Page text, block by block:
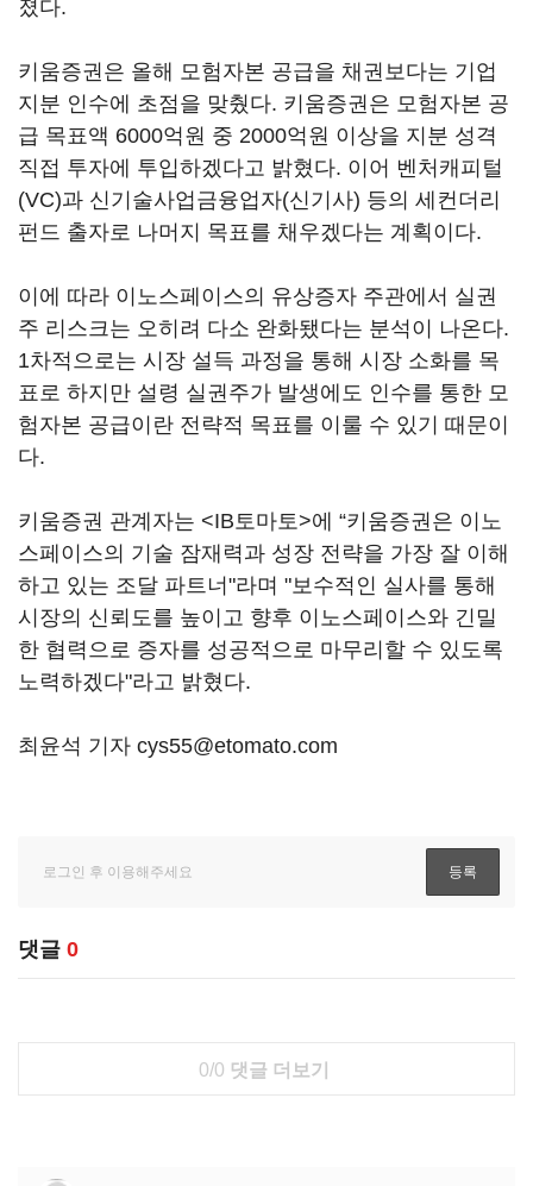
졌다.
키움증권은 올해 모험자본 공급을 채권보다는 기업
지분 인수에 초점을 맞췄다. 키움증권은 모험자본 공
급 목표액 6000억원 중 2000억원 이상을 지분 성격
직접 투자에 투입하겠다고 밝혔다. 이어 벤처캐피털
(VC)과 신기술사업금융업자(신기사) 등의 세컨더리
펀드 출자로 나머지 목표를 채우겠다는 계획이다.
이에 따라 이노스페이스의 유상증자 주관에서 실권
주 리스크는 오히려 다소 완화됐다는 분석이 나온다.
1차적으로는 시장 설득 과정을 통해 시장 소화를 목
표로 하지만 설령 실권주가 발생에도 인수를 통한 모
험자본 공급이란 전략적 목표를 이룰 수 있기 때문이
다.
키움증권 관계자는 <IB토마토>에 “키움증권은 이노
스페이스의 기술 잠재력과 성장 전략을 가장 잘 이해
하고 있는 조달 파트너"라며 "보수적인 실사를 통해
시장의 신뢰도를 높이고 향후 이노스페이스와 긴밀
한 협력으로 증자를 성공적으로 마무리할 수 있도록
노력하겠다"라고 밝혔다.
최윤석 기자 cys55@etomato.com
댓글 0
0/0 댓글 더보기